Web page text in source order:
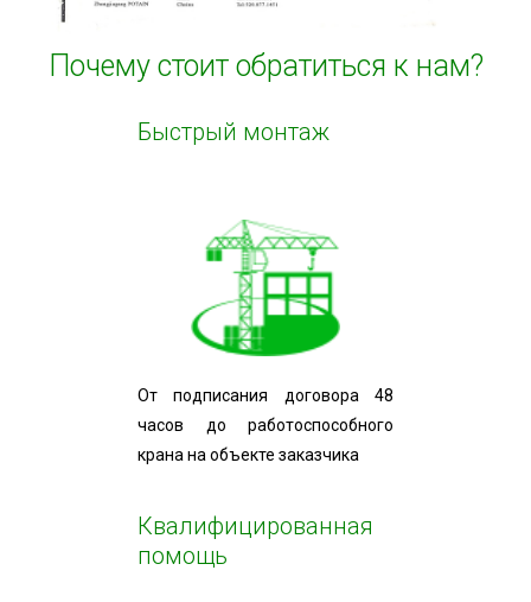
Почему стоит обратиться к нам?
Быстрый монтаж
От подписания договора 48
часов до работоспособного
крана на объекте заказчика
Квалифицированная
помощь